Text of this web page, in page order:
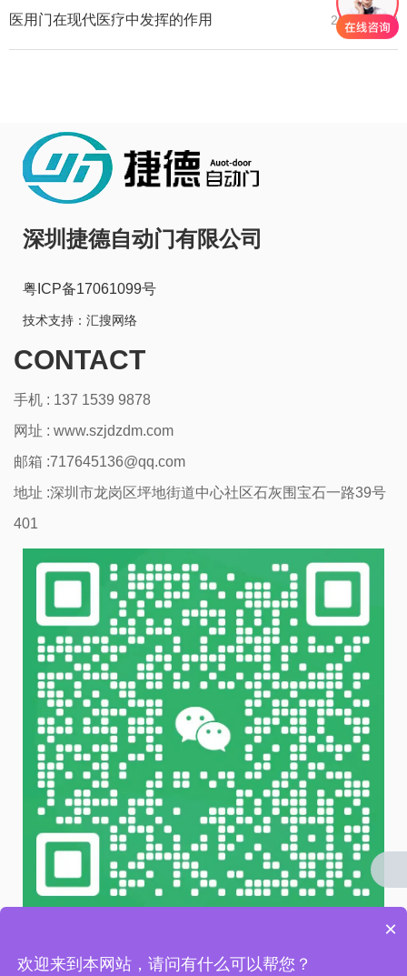
2024-01-30
医用门在现代医疗中发挥的作用
深圳捷德自动门有限公司
粤ICP备17061099号
技术支持： 汇搜网络
CONTACT
手机 : 137 1539 9878
网址 : www.szjdzdm.com
邮箱 :717645136@qq.com
地址 :深圳市龙岗区坪地街道中心社区石灰围宝石一路39号
401
×
欢迎来到本网站，请问有什么可以帮您？